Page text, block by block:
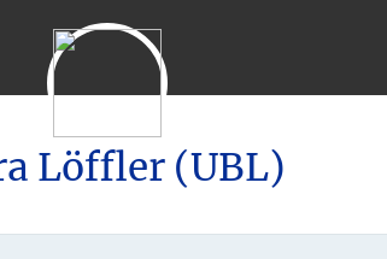
Löffler (UBL)